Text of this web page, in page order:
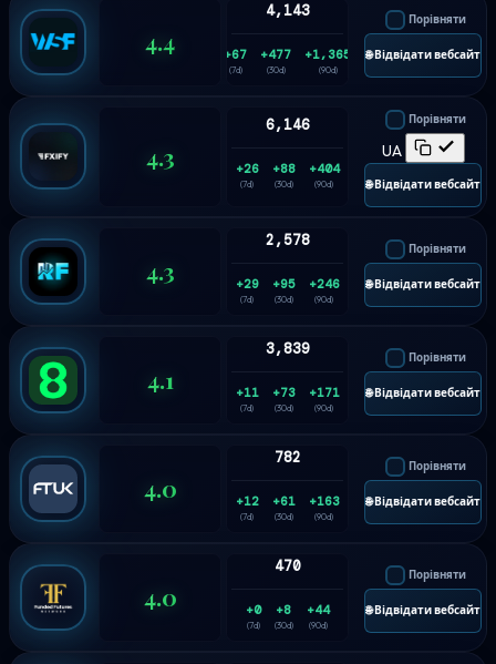
4.4
4,143
+67
(7d)
+477
(30d)
+1,365
(90d)
Порівняти
🌐 Відвідати вебсайт
4.3
6,146
+26
(7d)
+88
(30d)
+404
(90d)
Порівняти
UA
🌐 Відвідати вебсайт
4.3
2,578
+29
(7d)
+95
(30d)
+246
(90d)
Порівняти
🌐 Відвідати вебсайт
4.1
3,839
+11
(7d)
+73
(30d)
+171
(90d)
Порівняти
🌐 Відвідати вебсайт
4.0
782
+12
(7d)
+61
(30d)
+163
(90d)
Порівняти
🌐 Відвідати вебсайт
4.0
470
+0
(7d)
+8
(30d)
+44
(90d)
Порівняти
🌐 Відвідати вебсайт